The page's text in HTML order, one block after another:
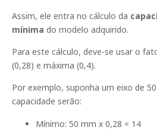
Assim, ele entra no cálculo da
mínima do modelo adquirido.
Para este cálculo, deve-se usar o
(0,28) e máxima (0,4).
Por exemplo, suponha um eixo de
capacidade serão:
Mínimo: 50 mm x 0,28 = 14